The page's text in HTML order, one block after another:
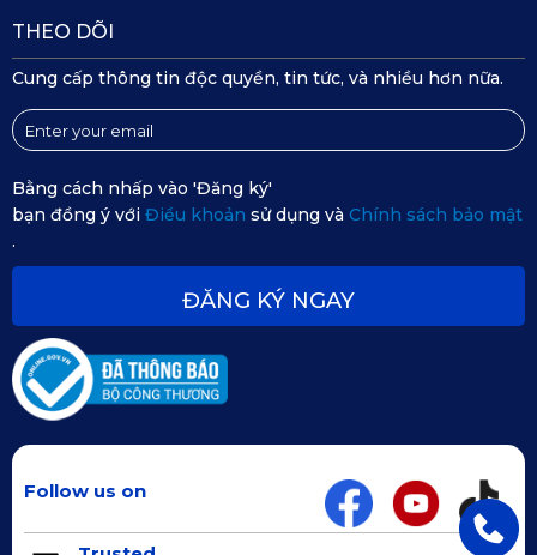
Với hệ thống hơn 500 đại lý trên toàn quốc, chúng tôi sẽ
mang lại cho bạn dịch vụ nhanh chóng với chất lượng tốt
nhất. Liên hệ ngay vớiKATAđể trang bị lót sàn xe hơi
KATA cho Lexus RX300 của bạn nhé!
THEO DÕI
Cung cấp thông tin độc quyền, tin tức, và nhiều hơn nữa.
Bằng cách nhấp vào 'Đăng ký'
bạn đồng ý với Điều khoản sử dụng và Chính sách bảo mật
.
ĐĂNG KÝ NGAY
Follow us on